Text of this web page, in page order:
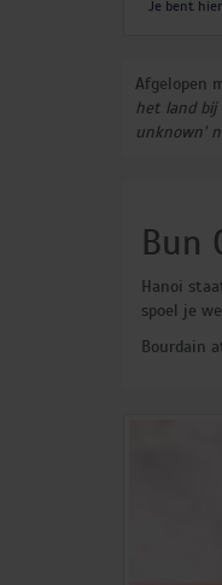
Sri Lanka (4)
Thailand (8)
Je bent hier
Afgelopen
het land bij
unknown'
Bun
Hanoi
spoel je
Bourdain